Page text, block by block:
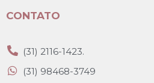
CONTATO
(31) 2116-1423.
(31) 98468-3749